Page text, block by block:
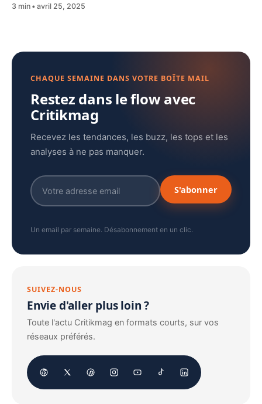
3 min avril 25, 2025
CHAQUE SEMAINE DANS VOTRE BOÎTE MAIL
Restez dans le flow avec
Critikmag
Recevez les tendances, les buzz, les tops et les
analyses à ne pas manquer.
S'abonner
Un email par semaine. Désabonnement en un clic.
SUIVEZ-NOUS
Envie d'aller plus loin ?
Toute l'actu Critikmag en formats courts, sur vos
réseaux préférés.